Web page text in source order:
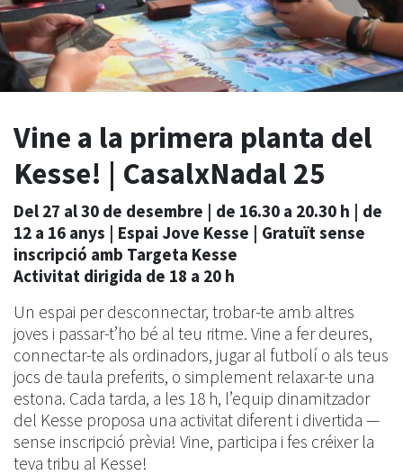
Vine a la primera planta del
Kesse! | CasalxNadal 25
Del 27 al 30 de desembre | de 16.30 a 20.30 h | de
12 a 16 anys | Espai Jove Kesse | Gratuït sense
inscripció amb Targeta Kesse
Activitat dirigida de 18 a 20 h
Un espai per desconnectar, trobar-te amb altres
joves i passar-t’ho bé al teu ritme. Vine a fer deures,
connectar-te als ordinadors, jugar al futbolí o als teus
jocs de taula preferits, o simplement relaxar-te una
estona. Cada tarda, a les 18 h, l’equip dinamitzador
del Kesse proposa una activitat diferent i divertida —
sense inscripció prèvia! Vine, participa i fes créixer la
teva tribu al Kesse!